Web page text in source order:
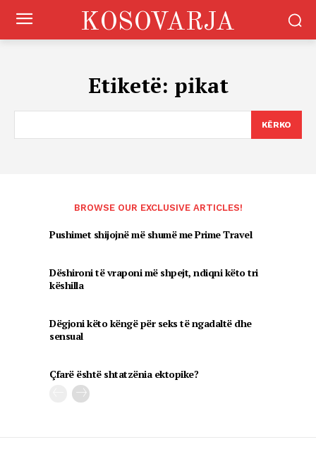
KOSOVARJA
Etiketë: pikat
KËRKO
BROWSE OUR EXCLUSIVE ARTICLES!
Pushimet shijojnë më shumë me Prime Travel
Dëshironi të vraponi më shpejt, ndiqni këto tri
këshilla
Dëgjoni këto këngë për seks të ngadaltë dhe
sensual
Çfarë është shtatzënia ektopike?